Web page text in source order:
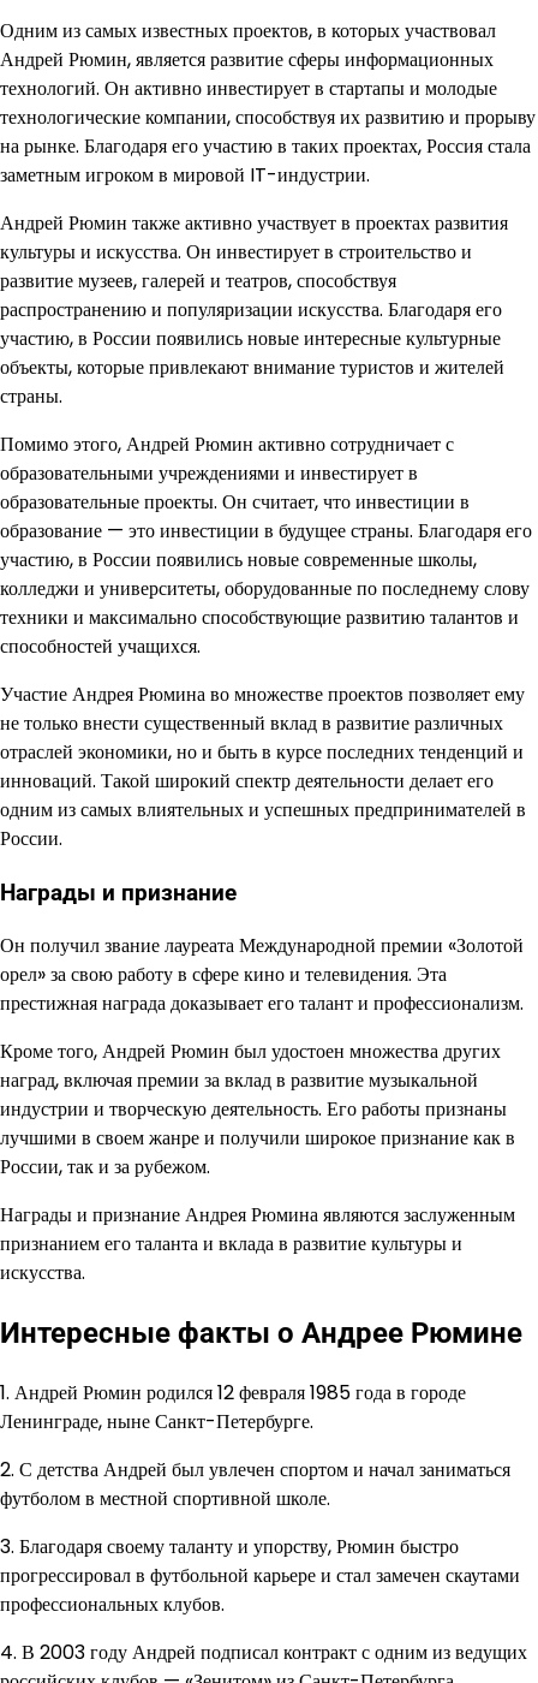
Одним из самых известных проектов, в которых участвовал
Андрей Рюмин, является развитие сферы информационных
технологий. Он активно инвестирует в стартапы и молодые
технологические компании, способствуя их развитию и прорыву
на рынке. Благодаря его участию в таких проектах, Россия стала
заметным игроком в мировой IT-индустрии.
Андрей Рюмин также активно участвует в проектах развития
культуры и искусства. Он инвестирует в строительство и
развитие музеев, галерей и театров, способствуя
распространению и популяризации искусства. Благодаря его
участию, в России появились новые интересные культурные
объекты, которые привлекают внимание туристов и жителей
страны.
Помимо этого, Андрей Рюмин активно сотрудничает с
образовательными учреждениями и инвестирует в
образовательные проекты. Он считает, что инвестиции в
образование — это инвестиции в будущее страны. Благодаря его
участию, в России появились новые современные школы,
колледжи и университеты, оборудованные по последнему слову
техники и максимально способствующие развитию талантов и
способностей учащихся.
Участие Андрея Рюмина во множестве проектов позволяет ему
не только внести существенный вклад в развитие различных
отраслей экономики, но и быть в курсе последних тенденций и
инноваций. Такой широкий спектр деятельности делает его
одним из самых влиятельных и успешных предпринимателей в
России.
Награды и признание
Он получил звание лауреата Международной премии «Золотой
орел» за свою работу в сфере кино и телевидения. Эта
престижная награда доказывает его талант и профессионализм.
Кроме того, Андрей Рюмин был удостоен множества других
наград, включая премии за вклад в развитие музыкальной
индустрии и творческую деятельность. Его работы признаны
лучшими в своем жанре и получили широкое признание как в
России, так и за рубежом.
Награды и признание Андрея Рюмина являются заслуженным
признанием его таланта и вклада в развитие культуры и
искусства.
Интересные факты о Андрее Рюмине
1. Андрей Рюмин родился 12 февраля 1985 года в городе
Ленинграде, ныне Санкт-Петербурге.
2. С детства Андрей был увлечен спортом и начал заниматься
футболом в местной спортивной школе.
3. Благодаря своему таланту и упорству, Рюмин быстро
прогрессировал в футбольной карьере и стал замечен скаутами
профессиональных клубов.
4. В 2003 году Андрей подписал контракт с одним из ведущих